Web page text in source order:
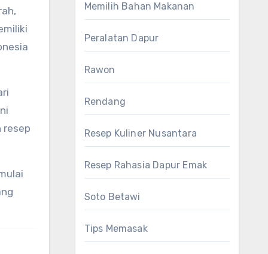
resep
Memilih Bahan Makanan
Peralatan Dapur
Rawon
Rendang
Resep Kuliner Nusantara
Resep Rahasia Dapur Emak
Soto Betawi
Tips Memasak